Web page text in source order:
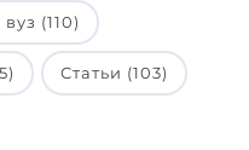
(110)
Статьи (103)